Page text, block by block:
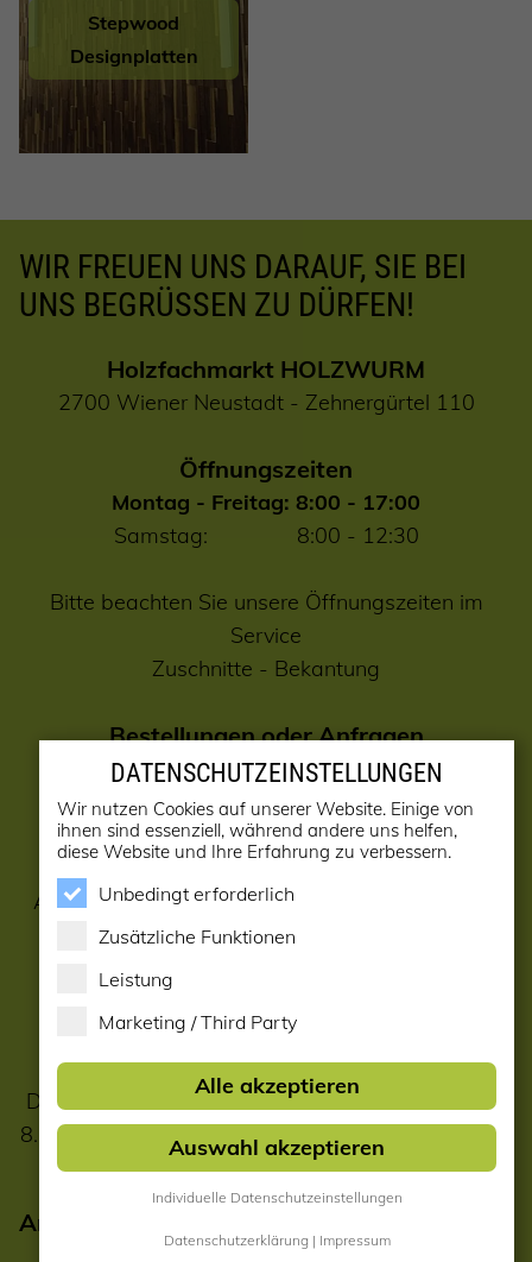
Stepwood
Designplatten
WIR FREUEN UNS DARAUF, SIE BEI
UNS BEGRÜSSEN ZU DÜRFEN!
Holzfachmarkt HOLZWURM
2700 Wiener Neustadt - Zehnergürtel 110
Öffnungszeiten
Montag - Freitag: 8:00 - 17:00
Samstag: 8:00 - 12:30
Bitte beachten Sie unsere Öffnungszeiten im
Service
Zuschnitte - Bekantung
Bestellungen oder Anfragen
E-Mail:verkauf@holzwurm.at
E-Mail:info@holzwurm.at(Büro)
Bitte hinterlassen Sie bei Bestellungen oder
Anfragen ihre Telefonnummer, damit wir Sie bei
eventuellen Rückfragen erreichen können.
Hotline:02622 21212-0
Der führende Holzfachmarkt im südlichen NÖ auf
8.000 m2, Familienbetrieb seit mehr als 85 Jahren.
Anmeldung zum Newsletter
DATENSCHUTZEINSTELLUNGEN
Wir nutzen Cookies auf unserer Website. Einige von
ihnen sind essenziell, während andere uns helfen,
diese Website und Ihre Erfahrung zu verbessern.
Unbedingt erforderlich
Zusätzliche Funktionen
Leistung
Marketing / Third Party
Alle akzeptieren
Auswahl akzeptieren
Individuelle Datenschutzeinstellungen
Datenschutzerklärung | Impressum